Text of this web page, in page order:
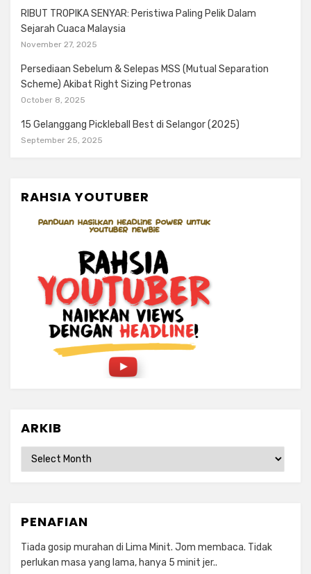
RIBUT TROPIKA SENYAR: Peristiwa Paling Pelik Dalam
Sejarah Cuaca Malaysia
November 27, 2025
Persediaan Sebelum & Selepas MSS (Mutual Separation
Scheme) Akibat Right Sizing Petronas
October 8, 2025
15 Gelanggang Pickleball Best di Selangor (2025)
September 25, 2025
RAHSIA YOUTUBER
ARKIB
ARKIB
PENAFIAN
Tiada gosip murahan di Lima Minit. Jom membaca. Tidak
perlukan masa yang lama, hanya 5 minit jer..